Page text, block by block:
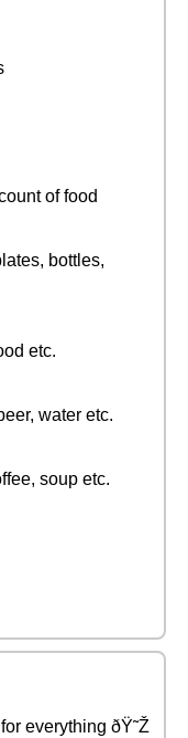
of food
bottles,
etc.
water etc.
soup etc.
everything ðŸ˜Ž